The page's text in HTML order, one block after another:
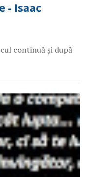
- Isaac
continuă și după